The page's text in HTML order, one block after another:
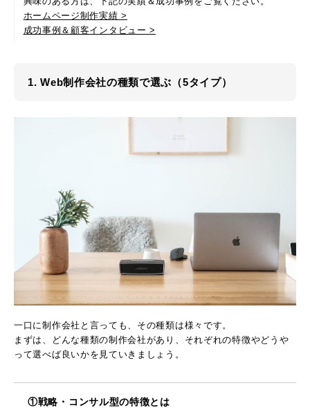
ホームページ制作実績 >
成功事例＆顧客インタビュー >
1. Web制作会社の種類で選ぶ（5タイプ）
一口に制作会社と言っても、その種類は様々です。
まずは、どんな種類の制作会社があり、それぞれの特徴やどうや
って選べば良いかを見ていきましょう。
①戦略・コンサル型の特徴とは